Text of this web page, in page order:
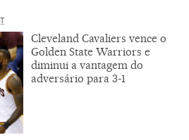
Cleveland Cavaliers vence o
Golden State Warriors e
diminui a vantagem do
adversário para 3-1